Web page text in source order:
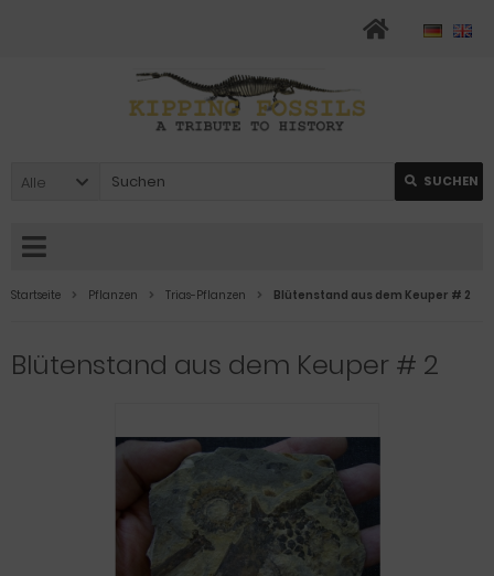
Alle SUCHEN
Startseite Pflanzen Trias-Pflanzen Blütenstand aus dem Keuper # 2
Blütenstand aus dem Keuper # 2